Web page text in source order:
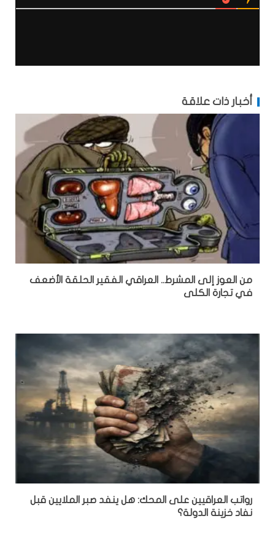
أخبار ذات علاقة
من العوز إلى المشرط.. العراقي الفقير الحلقة الأضعف
في تجارة الكلى
رواتب العراقيين على المحك: هل ينفد صبر الملايين قبل
نفاد خزينة الدولة؟